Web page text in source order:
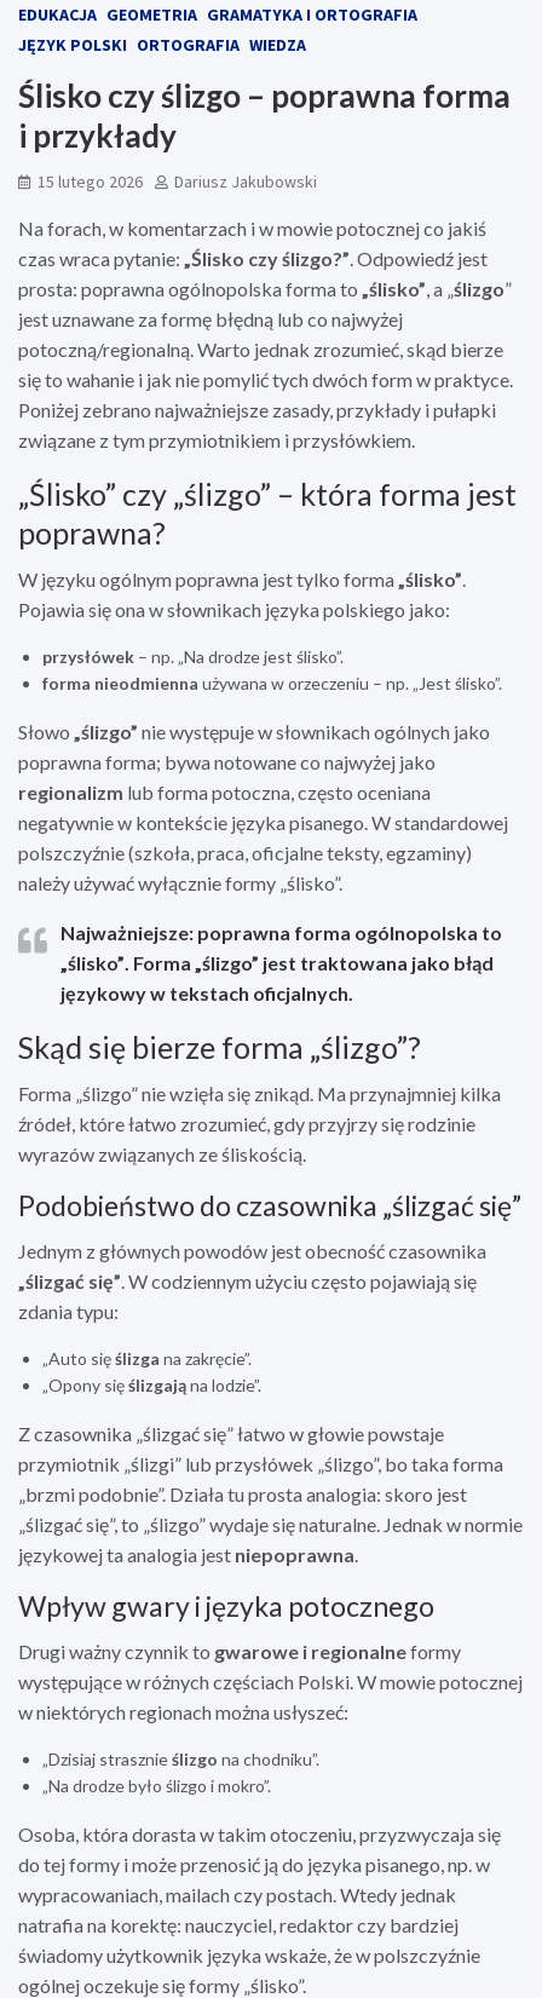
EDUKACJA GEOMETRIA GRAMATYKA I ORTOGRAFIA
JĘZYK POLSKI ORTOGRAFIA WIEDZA
Ślisko czy ślizgo – poprawna forma
i przykłady
15 lutego 2026 Dariusz Jakubowski
Na forach, w komentarzach i w mowie potocznej co jakiś
czas wraca pytanie: „Ślisko czy ślizgo?”. Odpowiedź jest
prosta: poprawna ogólnopolska forma to „ślisko”, a „ślizgo”
jest uznawane za formę błędną lub co najwyżej
potoczną/regionalną. Warto jednak zrozumieć, skąd bierze
się to wahanie i jak nie pomylić tych dwóch form w praktyce.
Poniżej zebrano najważniejsze zasady, przykłady i pułapki
związane z tym przymiotnikiem i przysłówkiem.
„Ślisko” czy „ślizgo” – która forma jest
poprawna?
W języku ogólnym poprawna jest tylko forma„ślisko”.
Pojawia się ona w słownikach języka polskiego jako:
przysłówek – np. „Na drodze jest ślisko”.
forma nieodmienna używana w orzeczeniu – np. „Jest ślisko”.
Słowo „ślizgo” nie występuje w słownikach ogólnych jako
poprawna forma; bywa notowane co najwyżej jako
regionalizm lub forma potoczna, często oceniana
negatywnie w kontekście języka pisanego. W standardowej
polszczyźnie (szkoła, praca, oficjalne teksty, egzaminy)
należy używać wyłącznie formy „ślisko”.
Najważniejsze: poprawna forma ogólnopolska to
„ślisko”. Forma „ślizgo” jest traktowana jako błąd
językowy w tekstach oficjalnych.
Skąd się bierze forma „ślizgo”?
Forma „ślizgo” nie wzięła się znikąd. Ma przynajmniej kilka
źródeł, które łatwo zrozumieć, gdy przyjrzy się rodzinie
wyrazów związanych ze śliskością.
Podobieństwo do czasownika „ślizgać się”
Jednym z głównych powodów jest obecność czasownika
„ślizgać się”. W codziennym użyciu często pojawiają się
zdania typu:
„Auto sięślizga na zakręcie”.
„Opony sięślizgająna lodzie”.
Z czasownika „ślizgać się” łatwo w głowie powstaje
przymiotnik „ślizgi” lub przysłówek „ślizgo”, bo taka forma
„brzmi podobnie”. Działa tu prosta analogia: skoro jest
„ślizgać się”, to „ślizgo” wydaje się naturalne. Jednak w normie
językowej ta analogia jest niepoprawna.
Wpływ gwary i języka potocznego
Drugi ważny czynnik to gwarowe i regionalneformy
występujące w różnych częściach Polski. W mowie potocznej
w niektórych regionach można usłyszeć:
„Dzisiaj strasznieślizgo na chodniku”.
„Na drodze było ślizgo i mokro”.
Osoba, która dorasta w takim otoczeniu, przyzwyczaja się
do tej formy i może przenosić ją do języka pisanego, np. w
wypracowaniach, mailach czy postach. Wtedy jednak
natrafia na korektę: nauczyciel, redaktor czy bardziej
świadomy użytkownik języka wskaże, że w polszczyźnie
ogólnej oczekuje się formy „ślisko”.